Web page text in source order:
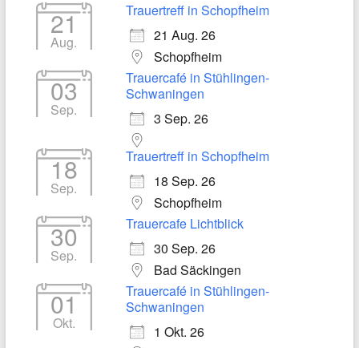
21
Aug.
Trauertreff in Schopfheim
21 Aug. 26
Schopfheim
03
Sep.
Trauercafé in Stühlingen-
Schwaningen
3 Sep. 26
18
Sep.
Trauertreff in Schopfheim
18 Sep. 26
Schopfheim
30
Sep.
Trauercafe Lichtblick
30 Sep. 26
Bad Säckingen
01
Okt.
Trauercafé in Stühlingen-
Schwaningen
1 Okt. 26